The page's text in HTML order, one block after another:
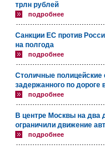
трлн рублей
подробнее
Санкции ЕС против
на полгода
подробнее
Столичные полицейские
задержанного по дороге
подробнее
В центре Москвы на два
ограничили движение
подробнее